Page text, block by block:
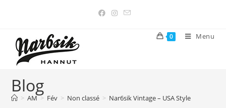
0 Menu
Blog
> AM > Fév > Non classé > Nar6sik Vintage – USA Style